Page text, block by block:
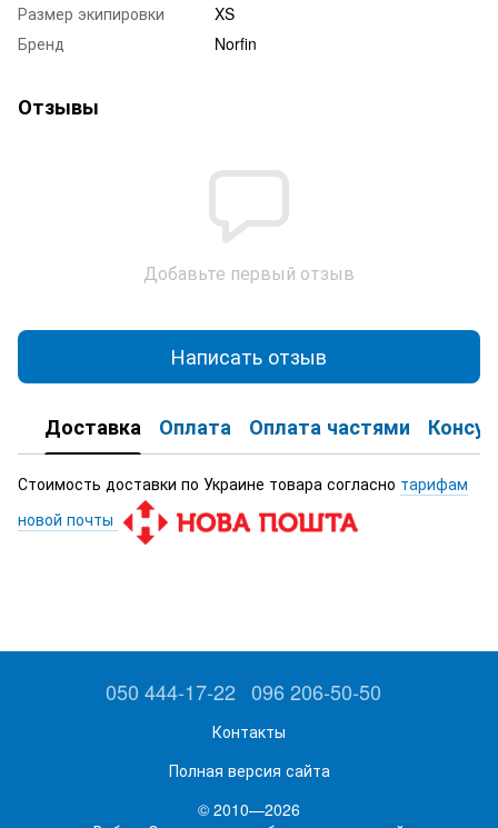
Размер экипировки
XS
Бренд
Norfin
Отзывы
Добавьте первый отзыв
Написать отзыв
Доставка Оплата Оплата частями
Стоимость доставки по Украине товара согласно тарифам
новой почты
050 444-17-22 096 206-50-50
Контакты
Полная версия сайта
© 2010—2026